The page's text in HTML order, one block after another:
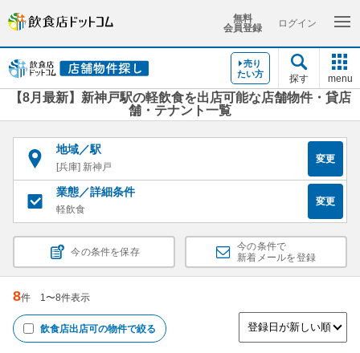
無料
会員登録
ログイン
売り
たい方
探す menu
【8月最新】新神戸駅の軽飲食を出店可能な店舗物件・貸店
舗・テナント一覧
地域／駅
[兵庫] 新神戸
変更
業態／詳細条件
軽飲食
変更
今の条件を保存
今の条件で
新着メールを登録
8件 1〜8件表示
飲食店出店可の物件で絞る